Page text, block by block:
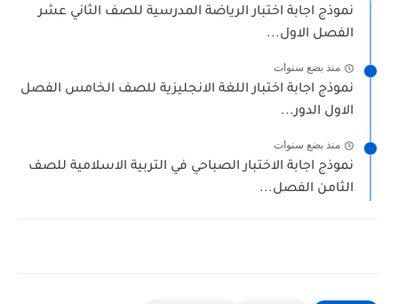
نموذج اجابة اختبار الرياضة المدرسية للصف الثاني عشر
الفصل الاول...
منذ بضع سنوات
نموذج اجابة اختبار اللغة الانجليزية للصف الخامس الفصل
الاول الدور...
منذ بضع سنوات
نموذج اجابة الاختبار الصباحي في التربية الاسلامية للصف
الثامن الفصل...